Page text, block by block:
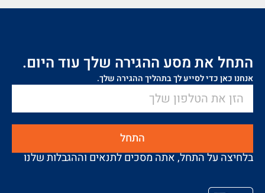
התחל את מסע ההגירה שלך עוד היום.
אנחנו כאן כדי לסייע לך בתהליך ההגירה שלך.
התחל
בלחיצה על התחל, אתה מסכים לתנאים וההגבלות שלנו